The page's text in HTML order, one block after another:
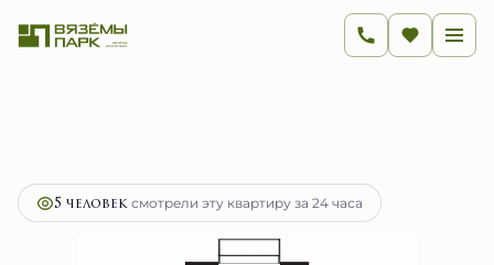
5 человексмотрели эту квартиру за 24 часа